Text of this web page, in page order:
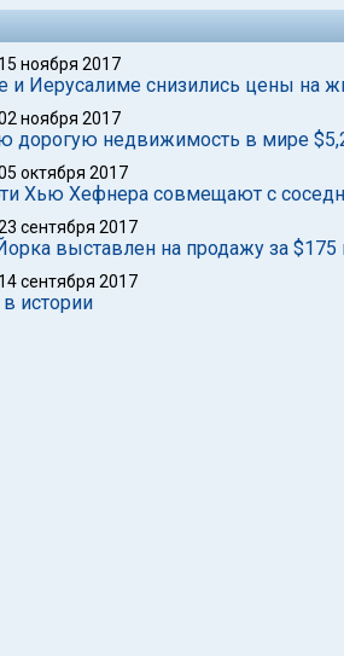
15 ноября 2017
и Иерусалиме снизились цены на
ноября 2017
дорогую недвижимость в мире
октября 2017
Хью Хефнера совмещают с
сентября 2017
выставлен на продажу за $175
14 сентября 2017
истории